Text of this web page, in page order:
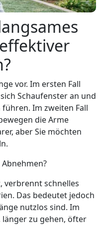
vor. Im ersten Fall
Schaufenster an und
Im zweiten Fall
die Arme
aber Sie möchten
verbrennt schnelles
Das bedeutet jedoch
nutzlos sind. Im
länger zu gehen, öfter